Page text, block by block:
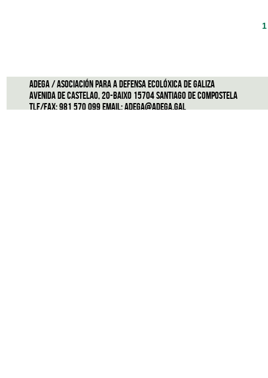
1
ADEGA / Asociación para a defensa ecolóxica de Galiza
Avenida de Castelao, 20-Baixo 15704 Santiago de Compostela
Tlf/Fax: 981 570 099 Email:adega@adega.gal